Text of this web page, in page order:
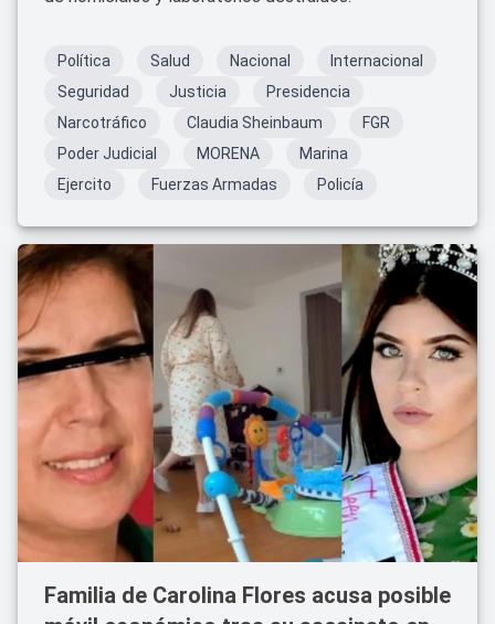
Política Salud Nacional
Internacional
Seguridad
Justicia
Presidencia
Narcotráfico
Claudia Sheinbaum
FGR
Poder Judicial
MORENA
Marina
Ejercito
Fuerzas Armadas Policía
Familia de Carolina Flores acusa posible